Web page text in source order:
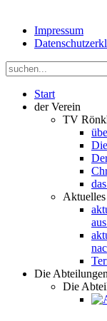
Impressum
Start
der Verein
TV
Aktuelles
Die Abteilungen
Die